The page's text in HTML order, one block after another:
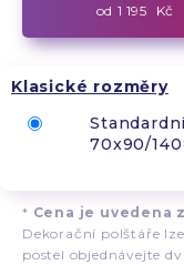
od 1 195 Kč
Klasické rozměry
70x90/
* Cena je uvedena
Dekorační polštáře
postel objednávejte